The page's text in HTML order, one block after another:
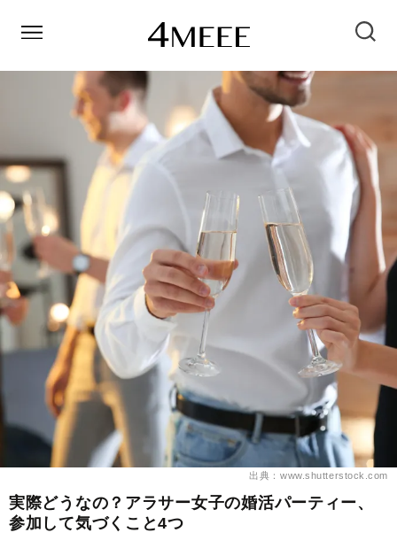
出典：www.shutterstock.com
実際どうなの？アラサー女子の婚活パーティー、
参加して気づくこと4つ